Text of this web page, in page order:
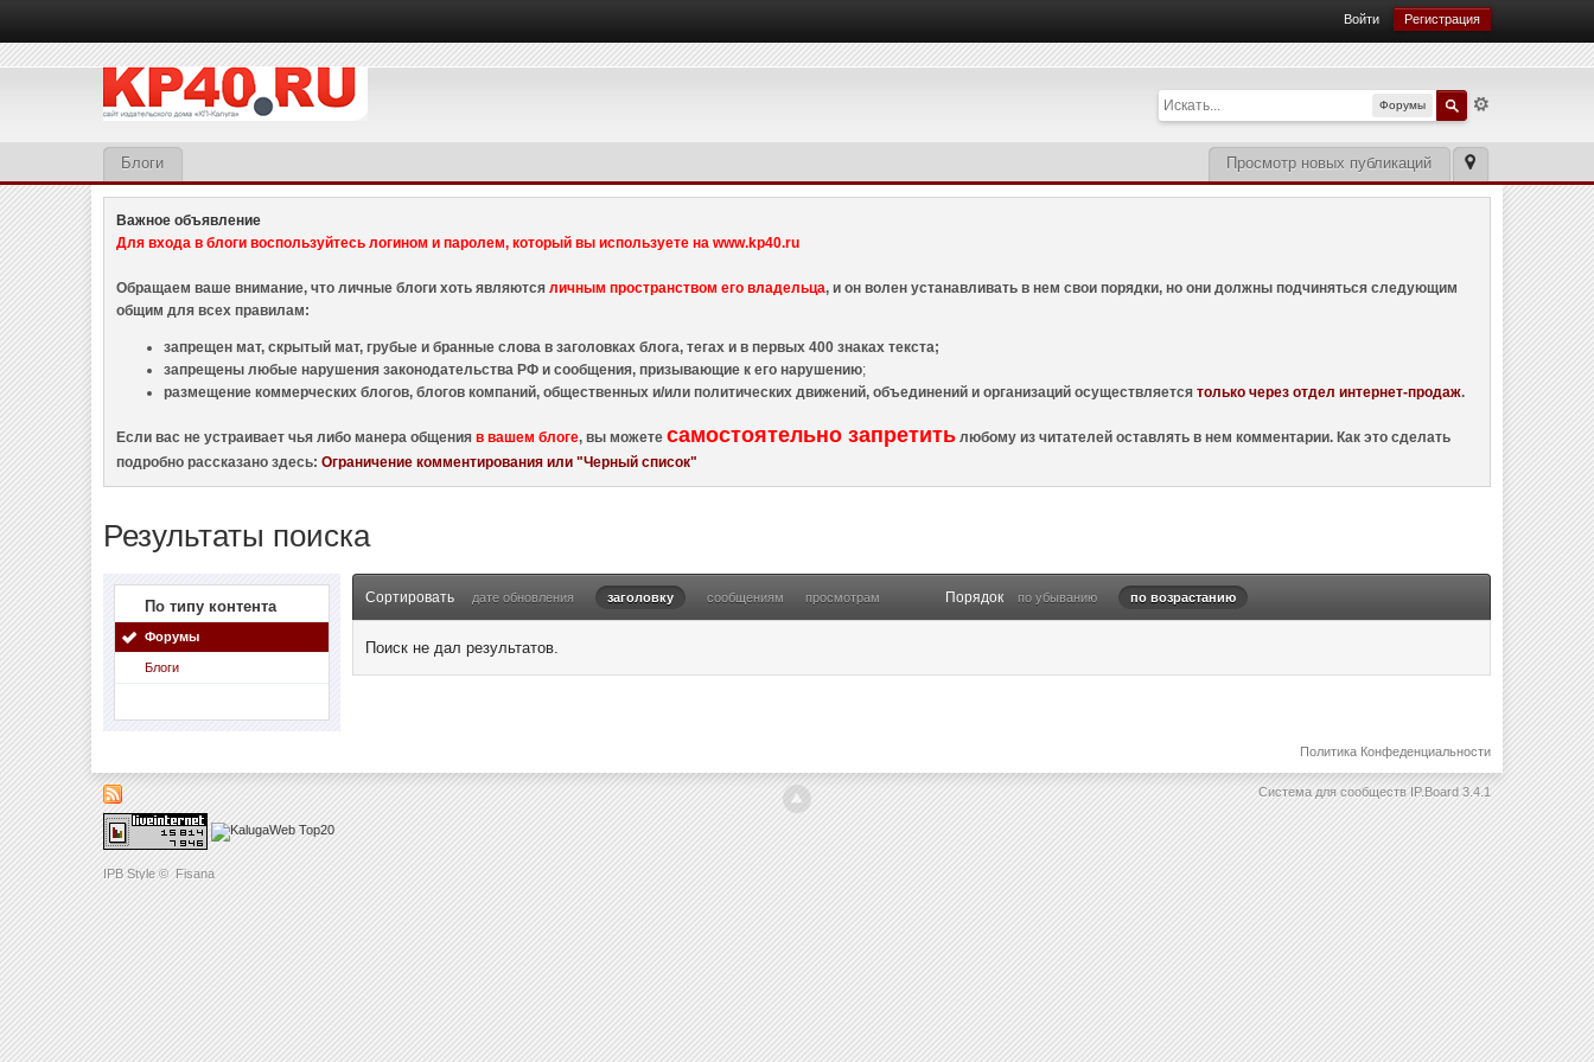
IPB Style © Fisana
Войти Регистрация
Форумы
Просмотр новых публикаций
Блоги
Важное объявление
Для входа в блоги воспользуйтесь логином и паролем, который вы используете на www.kp40.ru
Обращаем ваше внимание, что личные блоги хоть являютсяличным пространством его владельца, и он волен устанавливать в нем свои порядки, но они должны подчиняться следующим
общим для всех правилам:
запрещен мат, скрытый мат, грубые и бранные слова в заголовках блога, тегах и в первых 400 знаках текста;
запрещены любые нарушения законодательства РФ и сообщения, призывающие к его нарушению;
размещение коммерческих блогов, блогов компаний, общественных и/или политических движений, объединений и организаций осуществляетсятолько через отдел интернет-продаж.
Если вас не устраивает чья либо манера общенияв вашем блоге, вы можетесамостоятельно запретить любому из читателей оставлять в нем комментарии. Как это сделать
подробно рассказано здесь:Ограничение комментирования или "Черный список"
Результаты поиска
По типу контента
Форумы
Блоги
Сортировать дате обновления заголовку сообщениям просмотрам Порядок по убыванию по возрастанию
Поиск не дал результатов.
Политика Конфеденциальности
Система для сообществ IP.Board 3.4.1